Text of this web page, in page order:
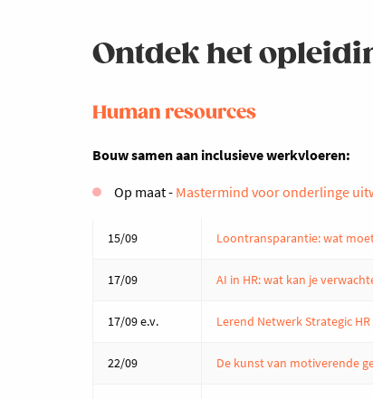
Ontdek het
Human resources
Bouw samen aan inclusieve werkvloeren:
Op maat - Mastermind voor onderlinge
15/09 Loontransparantie: wat
17/09 AI in HR: wat kan je
17/09 e.v. Lerend Netwerk Strategic HR
22/09 De kunst van motiverende